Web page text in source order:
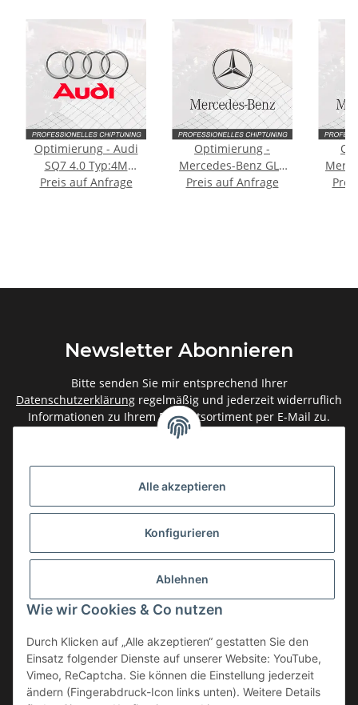
Alle akzeptieren
Konfigurieren
Ablehnen
Wie wir Cookies & Co nutzen
Durch Klicken auf „Alle akzeptieren“ gestatten Sie den
Einsatz folgender Dienste auf unserer Website: YouTube,
Vimeo, ReCaptcha. Sie können die Einstellung jederzeit
ändern (Fingerabdruck-Icon links unten). Weitere Details
Optimierung - Audi
SQ7 4.0 Typ:4M
[Facelift] 507PS
Preis auf Anfrage
Optimierung -
Mercedes-Benz GLE
AMG 4.0 Typ:2
Preis auf Anfrage
Newsletter Abonnieren
Bitte senden Sie mir entsprechend Ihrer
Datenschutzerklärung regelmäßig und jederzeit widerruflich
Informationen zu Ihrem Produktsortiment per E-Mail zu.
Gesetzliche Informationen
Informationen
Service
Vertrag widerrufen
* Alle Preise inkl. gesetzlicher USt., zzgl.Versand